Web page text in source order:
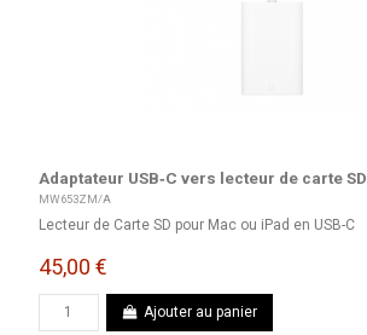
Adaptateur USB‑C vers lecteur de carte SD
MW653ZM/A
Lecteur de Carte SD pour Mac ou iPad en USB-C
45,00 €
Ajouter au panier